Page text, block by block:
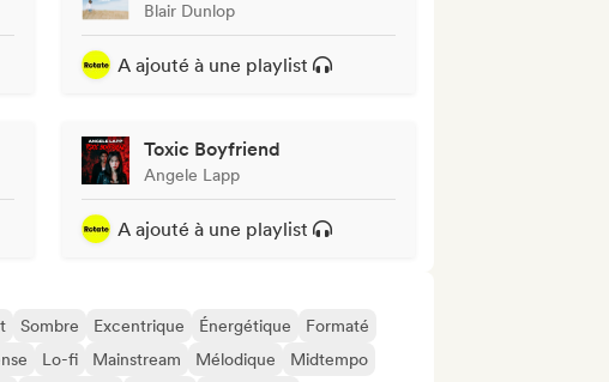
Blair Dunlop
A ajouté à une playlist
Toxic Boyfriend
Angele Lapp
A ajouté à une playlist
Sombre Excentrique Énergétique
Formaté
Lo-fi Mainstream Mélodique
Midtempo